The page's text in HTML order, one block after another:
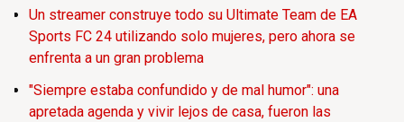
Un streamer construye todo su Ultimate Team de EA
Sports FC 24 utilizando solo mujeres, pero ahora se
enfrenta a un gran problema
"Siempre estaba confundido y de mal humor": una
apretada agenda y vivir lejos de casa, fueron las